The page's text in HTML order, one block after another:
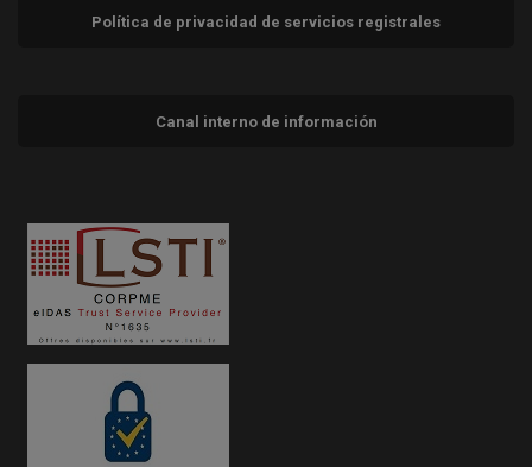
Política de privacidad de servicios registrales
Canal interno de información